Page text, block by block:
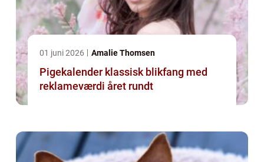
01 juni 2026 Amalie Thomsen
Pigekalender klassisk blikfang med
reklameværdi året rundt